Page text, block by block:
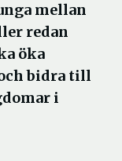
mellan
redan
öka
bidra till
i